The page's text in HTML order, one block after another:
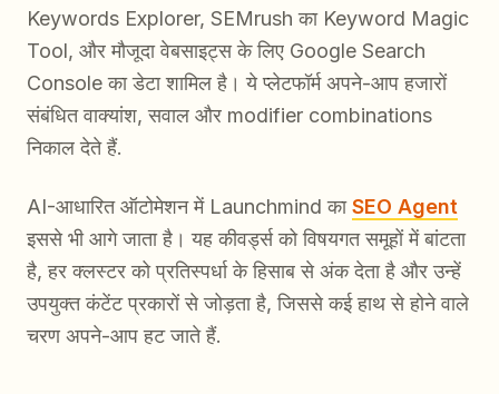
Keywords Explorer, SEMrush का Keyword Magic
Tool, और मौजूदा वेबसाइट्स के लिए Google Search
Console का डेटा शामिल है। ये प्लेटफॉर्म अपने-आप हजारों
संबंधित वाक्यांश, सवाल और modifier combinations
निकाल देते हैं.
AI-आधारित ऑटोमेशन में Launchmind काSEO Agent
इससे भी आगे जाता है। यह कीवर्ड्स को विषयगत समूहों में बांटता
है, हर क्लस्टर को प्रतिस्पर्धा के हिसाब से अंक देता है और उन्हें
उपयुक्त कंटेंट प्रकारों से जोड़ता है, जिससे कई हाथ से होने वाले
चरण अपने-आप हट जाते हैं.